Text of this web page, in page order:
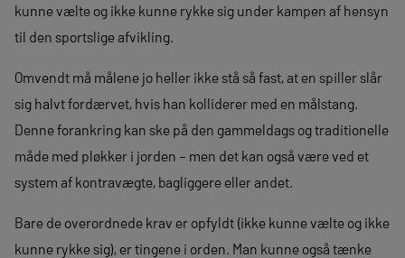
kunne vælte og ikke kunne rykke sig under kampen af hensyn
til den sportslige afvikling.
Omvendt må målene jo heller ikke stå så fast, at en spiller slår
sig halvt fordærvet, hvis han kolliderer med en målstang.
Denne forankring kan ske på den gammeldags og traditionelle
måde med pløkker i jorden – men det kan også være ved et
system af kontravægte, bagliggere eller andet.
Bare de overordnede krav er opfyldt (ikke kunne vælte og ikke
kunne rykke sig), er tingene i orden. Man kunne også tænke